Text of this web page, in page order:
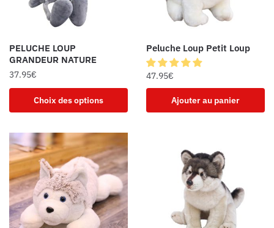
PELUCHE LOUP
GRANDEUR NATURE
37.95€
Choix des options
Peluche Loup Petit Loup
47.95€
Ajouter au panier